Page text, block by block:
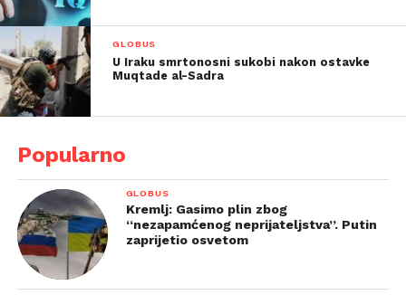
GLOBUS
U Iraku smrtonosni sukobi nakon ostavke
Muqtade al-Sadra
Popularno
GLOBUS
Kremlj: Gasimo plin zbog
“nezapamćenog neprijateljstva”. Putin
zaprijetio osvetom